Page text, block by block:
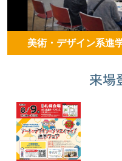
美術・デザイン系進
来場